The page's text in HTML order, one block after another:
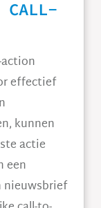
CALL-
effectief
kunnen
actie
een
nieuwsbrief